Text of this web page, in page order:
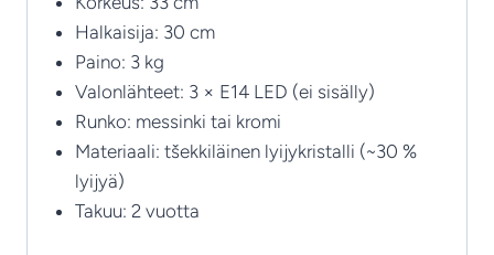
Halkaisija: 30 cm
Paino: 3 kg
Valonlähteet: 3 × E14 LED (ei sisälly)
Runko: messinki tai kromi
Materiaali: tšekkiläinen lyijykristalli (~30 %
lyijyä)
Takuu: 2 vuotta